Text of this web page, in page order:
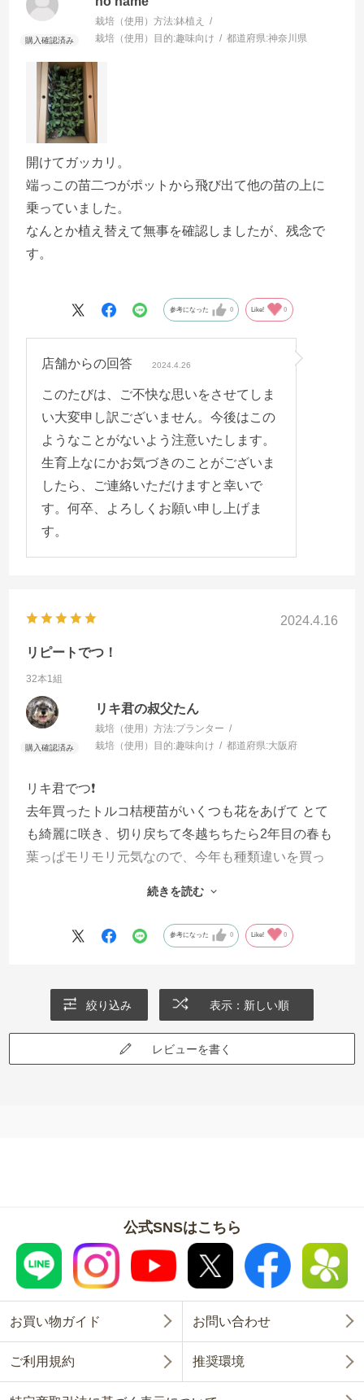
栽培（使用）方法:鉢植え
栽培（使用）目的:趣味向け 都道府県:神奈川県
開けてガッカリ。
端っこの苗二つがポットから飛び出て他の苗の上に
乗っていました。
なんとか植え替えて無事を確認しましたが、残念で
す。
参考になった 0 Like! 0
店舗からの回答 2024.4.26
このたびは、ご不快な思いをさせてしま
い大変申し訳ございません。今後はこの
ようなことがないよう注意いたします。
生育上なにかお気づきのことがございま
したら、ご連絡いただけますと幸いで
す。何卒、よろしくお願い申し上げま
す。
2024.4.16
リピートでつ！
32本1組
リキ君の叔父たん
栽培（使用）方法:プランター
栽培（使用）目的:趣味向け 都道府県:大阪府
リキ君でつ❗️
去年買ったトルコ桔梗苗がいくつも花をあげて とて
も綺麗に咲き、切り戻ちて冬越ちちたら2年目の春も
葉っぱモリモリ元気なので、今年も種類違いを買っ
今年はセルトップ苗からの挑戦でつ❗️
小さいけど丈夫なサカタのタネの花苗、さつがだと
叔父たんはいつも関心ちておりまつ‼️
てる技量がないので、セルトップ苗での購入は価値
がありまつ‼️
せようと意気込んでる叔父たんでつ、、、
続きを読む
参考になった 0 Like! 0
絞り込み 表示：新しい順
レビューを書く
公式SNSはこちら
お買い物ガイド お問い合わせ
ご利用規約 推奨環境